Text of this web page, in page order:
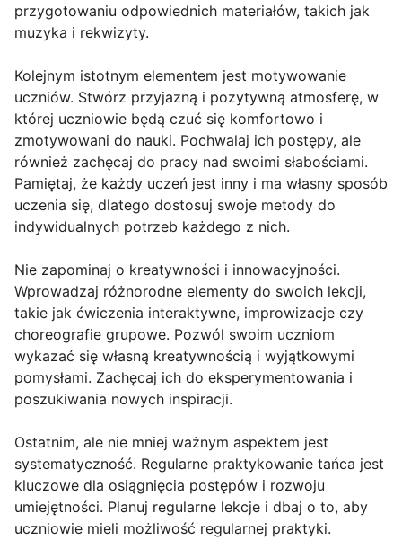
przygotowaniu odpowiednich materiałów, takich jak
muzyka i rekwizyty.
Kolejnym istotnym elementem jest motywowanie
uczniów. Stwórz przyjazną i pozytywną atmosferę, w
której uczniowie będą czuć się komfortowo i
zmotywowani do nauki. Pochwalaj ich postępy, ale
również zachęcaj do pracy nad swoimi słabościami.
Pamiętaj, że każdy uczeń jest inny i ma własny sposób
uczenia się, dlatego dostosuj swoje metody do
indywidualnych potrzeb każdego z nich.
Nie zapominaj o kreatywności i innowacyjności.
Wprowadzaj różnorodne elementy do swoich lekcji,
takie jak ćwiczenia interaktywne, improwizacje czy
choreografie grupowe. Pozwól swoim uczniom
wykazać się własną kreatywnością i wyjątkowymi
pomysłami. Zachęcaj ich do eksperymentowania i
poszukiwania nowych inspiracji.
Ostatnim, ale nie mniej ważnym aspektem jest
systematyczność. Regularne praktykowanie tańca jest
kluczowe dla osiągnięcia postępów i rozwoju
umiejętności. Planuj regularne lekcje i dbaj o to, aby
uczniowie mieli możliwość regularnej praktyki.